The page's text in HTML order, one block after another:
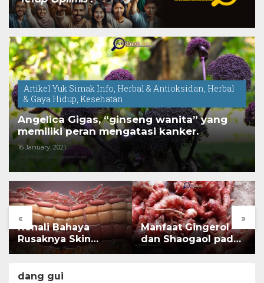
Artikel Yuk Simak Info, Herbal & Antioksidan, Herbal
& Gaya Hidup, Kesehatan
Angelica Gigas, “ginseng wanita” yang
memiliki peran mengatasi kanker.
16 January, 2021
« »
Kenali Bahaya
Rusaknya Skin
Barrier
Manfaat Gingerol
dan Shaogaol pada
dang gui